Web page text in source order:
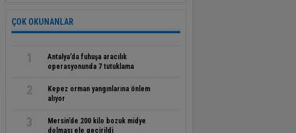
ÇOK OKUNANLAR
1
Antalya’da fuhuşa aracılık
operasyonunda 7 tutuklama
2
Kepez orman yangınlarına önlem
alıyor
3
Mersin’de 200 kilo bozuk midye
dolması ele geçirildi